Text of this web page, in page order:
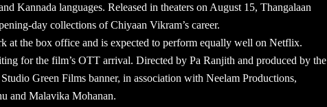
Kannada languages. Released in theaters on August 15, Thangalaan
day collections of Chiyaan Vikram’s career.
at the box office and is expected to perform equally well on Netflix.
for the film’s OTT arrival. Directed by Pa Ranjith and produced by the
Green Films banner, in association with Neelam Productions,
and Malavika Mohanan.